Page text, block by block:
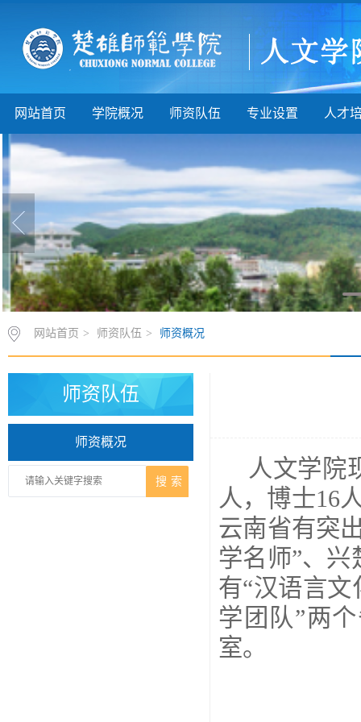
网站首页 学院概况 师资队伍 专业设置 人才
网站首页 > 师资队伍 > 师资概况
师资队伍
师资概况
人文学院
人，博士16
云南省有突
学名师”、
有“汉语言
学团队”两
室。